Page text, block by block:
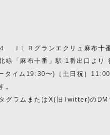
ＪＬＢグランエクリュ麻布十
線「麻布十番」駅 1番出口より
タイム19:30〜)［土日祝］
。
グラムまたはX(旧Twitter)の